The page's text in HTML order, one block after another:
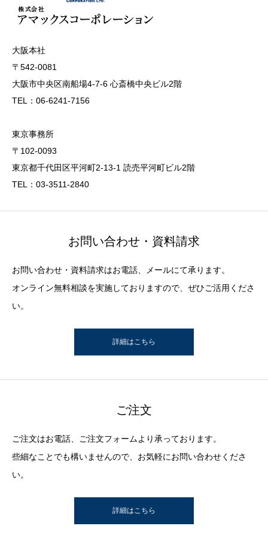
大阪本社
〒542-0081
大阪市中央区南船場4-7-6 心斎橋中央ビル2階
TEL：06-6241-7156
東京事務所
〒102-0093
東京都千代田区平河町2-13-1 読売平河町ビル2階
TEL：03-3511-2840
お問い合わせ・資料請求
お問い合わせ・資料請求はお電話、メールにて承ります。
オンライン無料相談を実施しておりますので、ぜひご活用くださ
い。
詳細はこちら
ご注文
ご注文はお電話、ご注文フォームより承っております。
些細なことでも構いませんので、お気軽にお問い合わせくださ
い。
詳細はこちら